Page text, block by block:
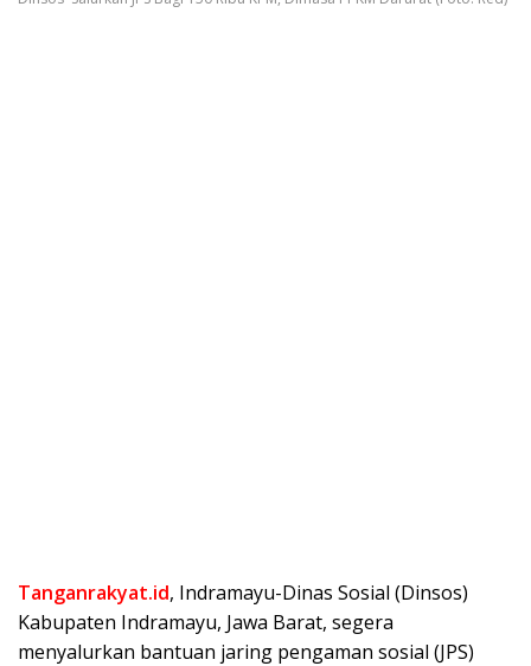
Tanganrakyat.id, Indramayu-Dinas Sosial (Dinsos)
Kabupaten Indramayu, Jawa Barat, segera
menyalurkan bantuan jaring pengaman sosial (JPS)